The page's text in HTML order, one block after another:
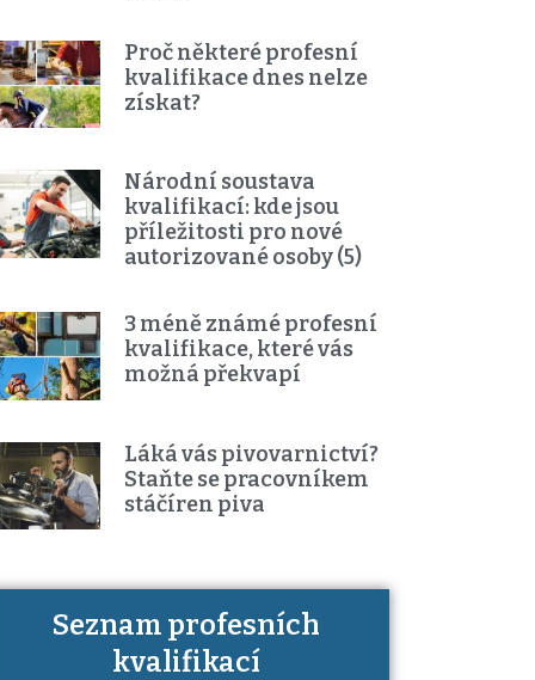
Proč některé profesní
kvalifikace dnes nelze
získat?
Národní soustava
kvalifikací: kde jsou
příležitosti pro nové
autorizované osoby (5)
3 méně známé profesní
kvalifikace, které vás
možná překvapí
Láká vás pivovarnictví?
Staňte se pracovníkem
stáčíren piva
Seznam profesních
kvalifikací
Víte, jaké dovednosti musíte pro
danou kvalifikaci prokázat?